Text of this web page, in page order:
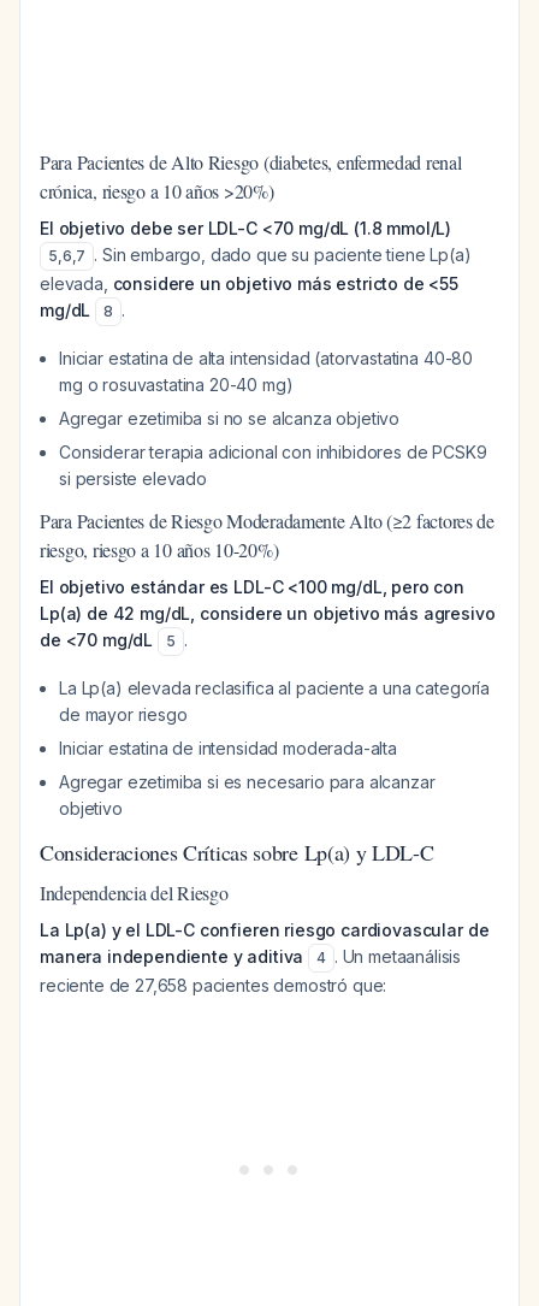
Para Pacientes de Alto Riesgo (diabetes, enfermedad renal
crónica, riesgo a 10 años >20%)
El objetivo debe ser LDL-C <70 mg/dL (1.8 mmol/L)
5,6,7 . Sin embargo, dado que su paciente tiene Lp(a)
elevada, considere un objetivo más estricto de <55
mg/dL
8 .
Iniciar estatina de alta intensidad (atorvastatina 40-80
mg o rosuvastatina 20-40 mg)
Agregar ezetimiba si no se alcanza objetivo
Considerar terapia adicional con inhibidores de PCSK9
si persiste elevado
Para Pacientes de Riesgo Moderadamente Alto (≥2 factores de
riesgo, riesgo a 10 años 10-20%)
El objetivo estándar es LDL-C <100 mg/dL, pero con
Lp(a) de 42 mg/dL, considere un objetivo más agresivo
de <70 mg/dL
5 .
La Lp(a) elevada reclasifica al paciente a una categoría
de mayor riesgo
Iniciar estatina de intensidad moderada-alta
Agregar ezetimiba si es necesario para alcanzar
objetivo
Consideraciones Críticas sobre Lp(a) y LDL-C
Independencia del Riesgo
La Lp(a) y el LDL-C confieren riesgo cardiovascular de
manera independiente y aditiva
4 . Un metaanálisis
reciente de 27,658 pacientes demostró que: